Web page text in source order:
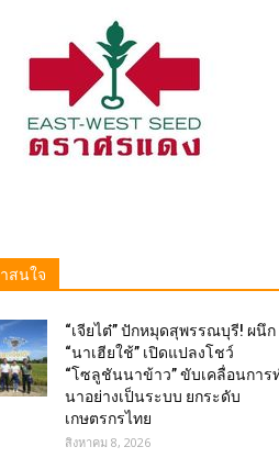
สนใจ
“เจียไต๋” ปักหมุดสุพรรณบุรี! ผนึก
“นาเฮียใช้” เปิดแปลงโชว์
“โซลูชันนาข้าว” ขับเคลื่อนการ
นาอย่างเป็นระบบ ยกระดับ
เกษตรกรไทย
สิงหาคม 8, 2026